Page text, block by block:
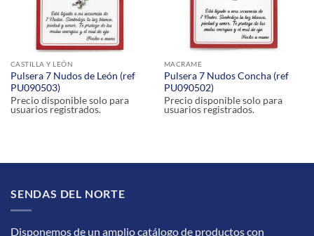
CASTILLA Y LEÓN
Pulsera 7 Nudos de León (ref
PU090503)
Precio disponible solo para
usuarios registrados.
MACRAME
Pulsera 7 Nudos Concha (ref
PU090502)
Precio disponible solo para
usuarios registrados.
SENDAS DEL NORTE
Disponemos de un amplio catálogo de productos con